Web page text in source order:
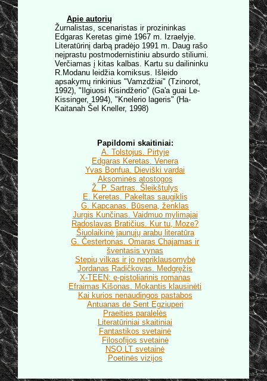
Apie autorių
Žurnalistas, scenaristas ir prozininkas
Edgaras Keretas gimė 1967 m. Izraelyje.
Literatūrinį darbą pradėjo 1991 m. Daug rašo
neįprastu postmodernistiniu absurdo stiliumi.
Verčiamas į kitas kalbas. Kartu su dailininku
R.Modanu leidžia komiksus. Išleido
apsakymų rinkinius "Vamzdžiai" (Tzinorot,
1992), "Ilgiuosi Kisindžerio" (Ga'a guai Le-
Kissinger, 1994), "Knelerio lageris" (Ha-
Kaitanah Šel Kneller, 1998)
Papildomi skaitiniai:
A. Tolstojus. Pirtyje
Edgaras Keretas. Venera
Yvas Bonfua. Dieviški vardai
Aksominės atostogos
Ž. P. Sartras. Šleikštulys
E. Keretas. Pakeltas saugiklis
G. Kapcanas. Būsena, ženklas
Jurgis Kunčinas. Vaidmuo mylimajai
Radoslavas Bratičius. Kur tu, Moze?
Šiuolaikinė jaunųjų arabų literatūra
G. Čestertonas. Omaras Chajamas ir
šventasis vynas
Stepių vilkas ir jo nepriklausomybė
Jordanas Radičkovas. Medgręžis
X-TEEN: e-pistoliarinis romanas
Efraimas Kišonas. Mokantis klausinėti
Kai kurios nenaudingos pastabos
Antuanas de Sent Egziuperi
Praeities paralelės
Literatūriniai skaitiniai
Fantastikos svetainė
Filosofijos svetainė
NSO.LT svetainė
Poetinės vizijos